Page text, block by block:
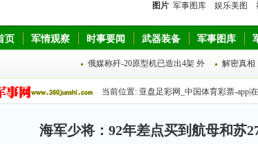
图片 军事图库 娱乐美图
页 军情观察 时事要闻 武器装备 军事图库
俄媒称歼-20原型机已造出4架 外 解密真相
当前位置: 亚盘足彩网_中国体育彩票-app|
海军少将：92年差点买到航母和苏